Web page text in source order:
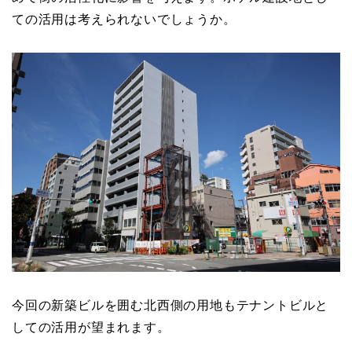
ての活用は考えられないでしょうか。
今回の新築ビルを囲む北西側の用地もテナントビルと
しての活用が望まれます。